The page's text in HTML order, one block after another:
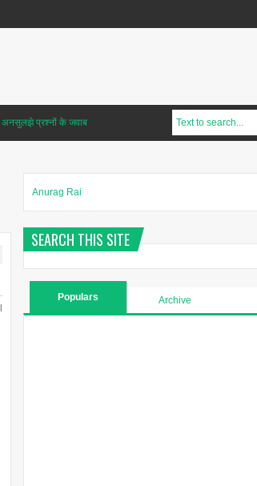
अनसुलझे प्रश्नों के जवाब
Anurag Rai
SEARCH THIS SITE
Populars Archive